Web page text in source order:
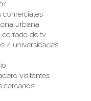
comerciales
urbana
de tv
/ universidades
visitantes
cercanos